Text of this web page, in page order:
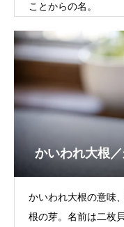
ことからの名。
かいわれ大根
かいわれ大根の意味
根の芽。名前は二枚